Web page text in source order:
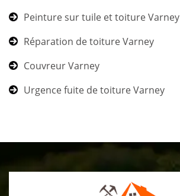
Peinture sur tuile et toiture Varney
Réparation de toiture Varney
Couvreur Varney
Urgence fuite de toiture Varney